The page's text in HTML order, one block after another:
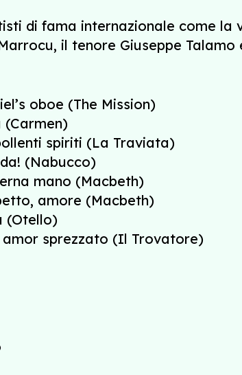
di fama internazionale come la
il tenore Giuseppe
oboe (The Mission)
(Carmen)
spiriti (La Traviata)
(Nabucco)
mano (Macbeth)
amore (Macbeth)
(Otello)
amor sprezzato (Il Trovatore)